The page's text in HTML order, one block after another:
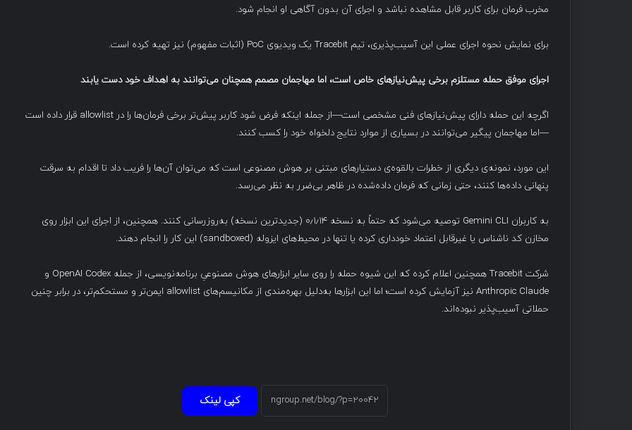
مخرب فرمان برای کاربر قابل مشاهده نباشد و اجرای آن بدون آگاهی او انجام شود.
برای نمایش نحوه اجرای عملی این آسیب‌پذیری، تیم Tracebit یک ویدیوی PoC (اثبات مفهوم) نیز تهیه کرده است.
اجرای موفق حمله مستلزم برخی پیش‌نیازهای خاص است، اما مهاجمان مصمم همچنان می‌توانند به اهداف خود دست یابند
اگرچه این حمله دارای پیش‌نیازهای فنی مشخصی است—از جمله اینکه فرض شود کاربر پیش‌تر برخی فرمان‌ها را در allowlist قرار داده است
—اما مهاجمان پیگیر می‌توانند در بسیاری از موارد نتایج دلخواه خود را کسب کنند.
این مورد، نمونه‌ی دیگری از خطرات بالقوه‌ی دستیارهای مبتنی بر هوش مصنوعی است که می‌توان آن‌ها را فریب داد تا اقدام به سرقت
پنهانی داده‌ها کنند، حتی زمانی که فرمان داده‌شده در ظاهر بی‌ضرر به نظر می‌رسد.
به کاربران Gemini CLI توصیه می‌شود که حتماً به نسخه ۰٫۱٫۱۴ (جدیدترین نسخه) به‌روزرسانی کنند. همچنین، از اجرای این ابزار روی
مخازن کد ناشناس یا غیرقابل اعتماد خودداری کرده یا تنها در محیط‌های ایزوله (sandboxed) این کار را انجام دهند.
شرکت Tracebit همچنین اعلام کرده که این شیوه حمله را روی سایر ابزارهای هوش مصنوعیِ برنامه‌نویسی، از جمله OpenAI Codex و
Anthropic Claude نیز آزمایش کرده است؛ اما این ابزارها به‌دلیل بهره‌مندی از مکانیسم‌های allowlist ایمن‌تر و مستحکم‌تر، در برابر چنین
حملاتی آسیب‌پذیر نبوده‌اند.
کپی لینک